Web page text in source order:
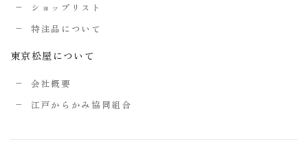
ショップリスト
特注品について
東京松屋について
会社概要
江戸からかみ協同組合